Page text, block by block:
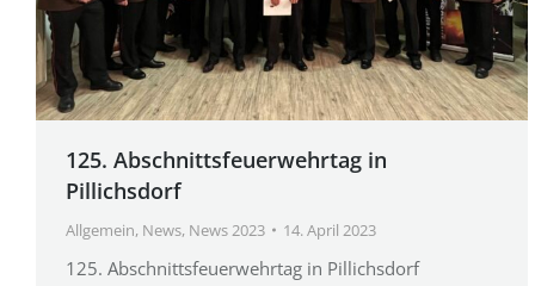
125. Abschnittsfeuerwehrtag in
Pillichsdorf
Allgemein, News, News 2023 14. April 2023
125. Abschnittsfeuerwehrtag in Pillichsdorf